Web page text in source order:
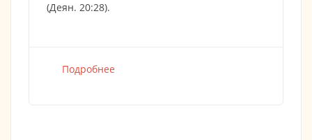
(Деян. 20:28).
Подробнее